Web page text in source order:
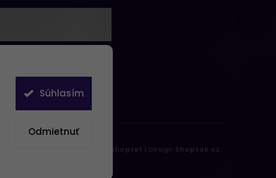
Odmietnuť
Súhlasím
Shoptet | Design Shoptak.cz.